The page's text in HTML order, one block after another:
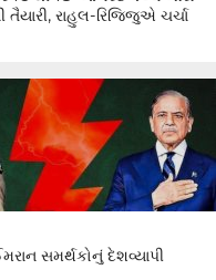
તૈયારી, રાહુલ-રિજિજુએ ચર્ચા
સમર્થકોનું દેશવ્યાપી